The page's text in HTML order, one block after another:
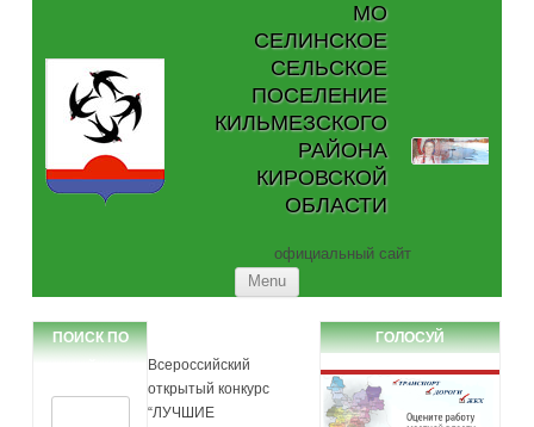
МО
СЕЛИНСКОЕ
СЕЛЬСКОЕ
ПОСЕЛЕНИЕ
КИЛЬМЕЗСКОГО
РАЙОНА
КИРОВСКОЙ
ОБЛАСТИ
официальный сайт
Menu
ПОИСК ПО
Всероссийский
открытый конкурс
“ЛУЧШИЕ
ГОЛОСУЙ